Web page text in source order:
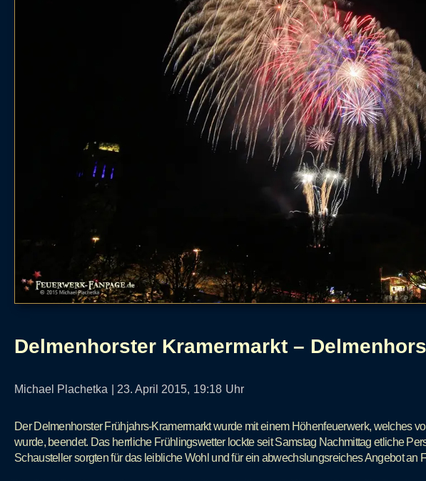
Delmenhorster Kramermarkt –
Michael Plachetka 23. April 2015, 19:18 Uhr
Der Delmenhorster Frühjahrs-Kramermarkt wurde mit einem Höhenfeuerwerk, welches
wurde, beendet. Das herrliche Frühlingswetter lockte seit Samstag Nachmittag etliche
Schausteller sorgten für das leibliche Wohl und für ein abwechslungsreiches Angebot an